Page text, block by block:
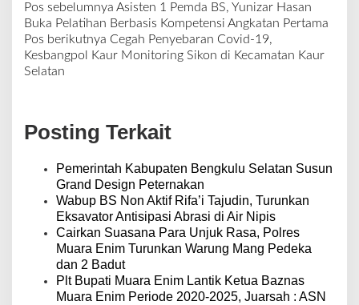
N
a
v
i
s
i
Pos sebelumnya Asisten 1 Pemda BS, Yunizar Hasan
Buka Pelatihan Berbasis Kompetensi Angkatan Pertama
Pos berikutnya Cegah Penyebaran Covid-19,
Kesbangpol Kaur Monitoring Sikon di Kecamatan Kaur
Selatan
Posting Terkait
Pemerintah Kabupaten Bengkulu Selatan Susun
Grand Design Peternakan
Wabup BS Non Aktif Rifa’i Tajudin, Turunkan
Eksavator Antisipasi Abrasi di Air Nipis
Cairkan Suasana Para Unjuk Rasa, Polres
Muara Enim Turunkan Warung Mang Pedeka
dan 2 Badut
Plt Bupati Muara Enim Lantik Ketua Baznas
Muara Enim Periode 2020-2025, Juarsah : ASN